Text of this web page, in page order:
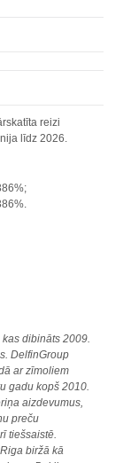
reizi
līdz 2026.
dibināts 2009.
DelfinGroup
ar zīmoliem
gadu kopš 2010.
aizdevumus,
preču
tiešsaistē.
biržā kā